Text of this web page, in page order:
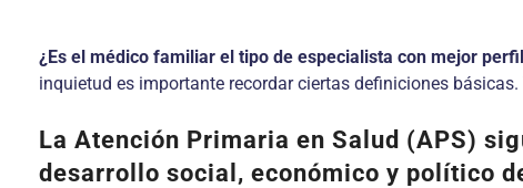
¿Es el médico familiar el tipo de especialista con mejor
inquietud es importante recordar ciertas definiciones
La Atención Primaria en Salud (APS)
desarrollo social, económico y político